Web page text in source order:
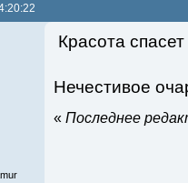
Красота
Нечестивое
« Последнее